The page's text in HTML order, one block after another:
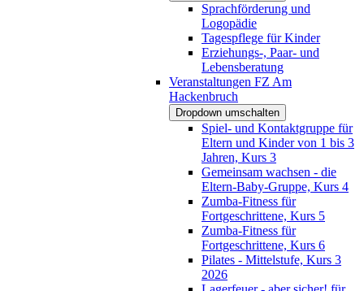
Sprachförderung und
Logopädie
Tagespflege für Kinder
Erziehungs-, Paar- und
Lebensberatung
Veranstaltungen FZ Am
Hackenbruch
Dropdown umschalten
Spiel- und Kontaktgruppe für
Eltern und Kinder von 1 bis 3
Jahren, Kurs 3
Gemeinsam wachsen - die
Eltern-Baby-Gruppe, Kurs 4
Zumba-Fitness für
Fortgeschrittene, Kurs 5
Zumba-Fitness für
Fortgeschrittene, Kurs 6
Pilates - Mittelstufe, Kurs 3
2026